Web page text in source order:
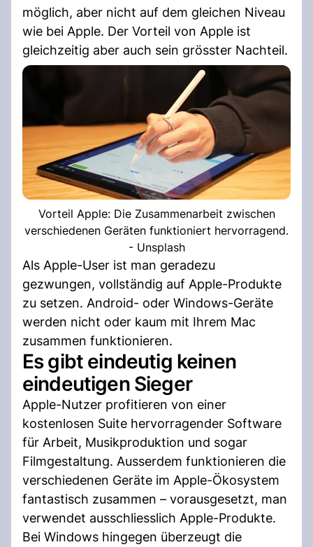
möglich, aber nicht auf dem gleichen Niveau
wie bei Apple. Der Vorteil von Apple ist
gleichzeitig aber auch sein grösster Nachteil.
Vorteil Apple: Die Zusammenarbeit zwischen
verschiedenen Geräten funktioniert hervorragend.
- Unsplash
Als Apple-User ist man geradezu
gezwungen, vollständig auf Apple-Produkte
zu setzen. Android- oder Windows-Geräte
werden nicht oder kaum mit Ihrem Mac
zusammen funktionieren.
Es gibt eindeutig keinen
eindeutigen Sieger
Apple-Nutzer profitieren von einer
kostenlosen Suite hervorragender Software
für Arbeit, Musikproduktion und sogar
Filmgestaltung. Ausserdem funktionieren die
verschiedenen Geräte im Apple-Ökosystem
fantastisch zusammen – vorausgesetzt, man
verwendet ausschliesslich Apple-Produkte.
Bei Windows hingegen überzeugt die